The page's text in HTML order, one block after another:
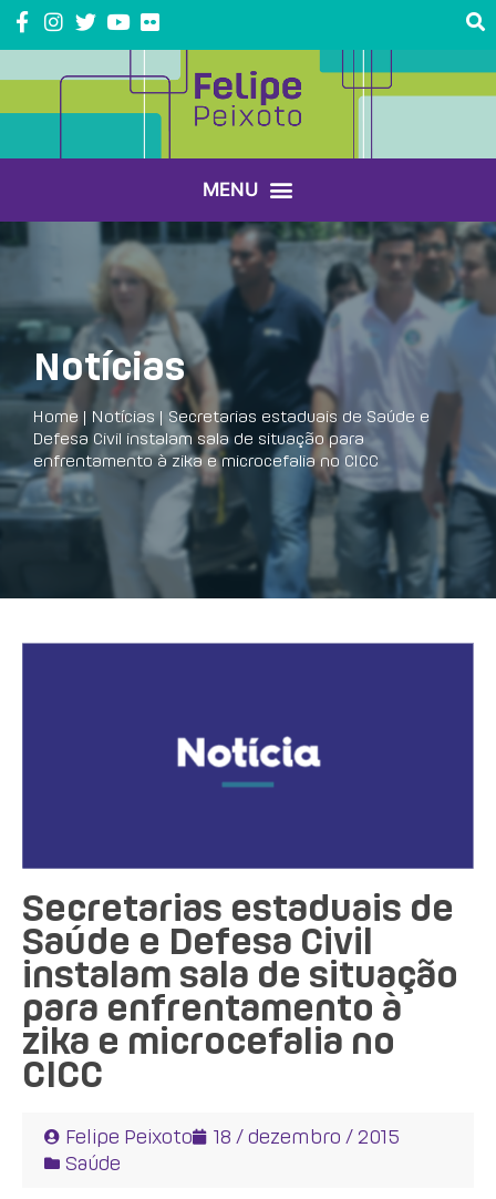
Notícias
Home | Notícias | Secretarias estaduais de Saúde e
Defesa Civil instalam sala de situação para
enfrentamento à zika e microcefalia no CICC
Secretarias estaduais de
Saúde e Defesa Civil
instalam sala de situação
para enfrentamento à
zika e microcefalia no
CICC
Felipe Peixoto
18 / dezembro / 2015
Saúde